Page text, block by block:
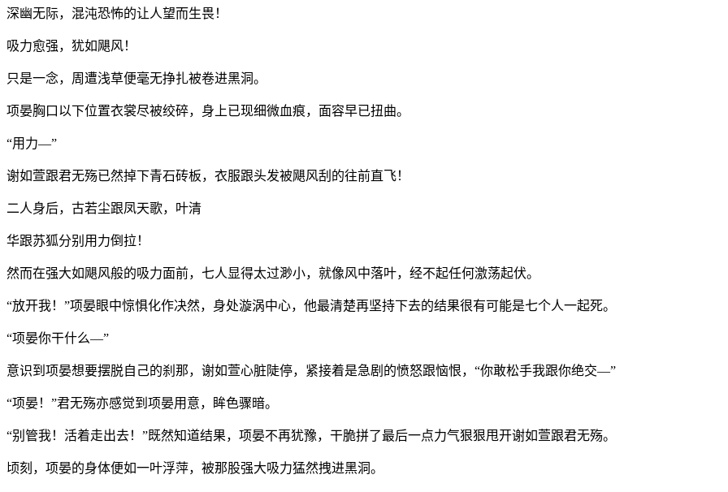
深幽无际，混沌恐怖的让人望而生畏！
吸力愈强，犹如飓风！
只是一念，周遭浅草便毫无挣扎被卷进黑洞。
项晏胸口以下位置衣裳尽被绞碎，身上已现细微血痕，面容早已扭曲。
“用力—”
谢如萱跟君无殇已然掉下青石砖板，衣服跟头发被飓风刮的往前直飞！
二人身后，古若尘跟凤天歌，叶清
华跟苏狐分别用力倒拉！
然而在强大如飓风般的吸力面前，七人显得太过渺小，就像风中落叶，经不起任何激荡起伏。
“放开我！”项晏眼中惊惧化作决然，身处漩涡中心，他最清楚再坚持下去的结果很有可能是七个人一起死。
“项晏你干什么—”
意识到项晏想要摆脱自己的刹那，谢如萱心脏陡停，紧接着是急剧的愤怒跟恼恨，“你敢松手我跟你绝交—”
“项晏！”君无殇亦感觉到项晏用意，眸色骤暗。
“别管我！活着走出去！”既然知道结果，项晏不再犹豫，干脆拼了最后一点力气狠狠甩开谢如萱跟君无殇。
顷刻，项晏的身体便如一叶浮萍，被那股强大吸力猛然拽进黑洞。